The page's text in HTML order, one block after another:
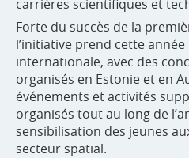
carrières scientifiques et
Forte du succès de la
l’initiative prend cette
internationale, avec des
organisés en Estonie et en
événements et activités
organisés tout au long de
sensibilisation des jeunes
secteur spatial.